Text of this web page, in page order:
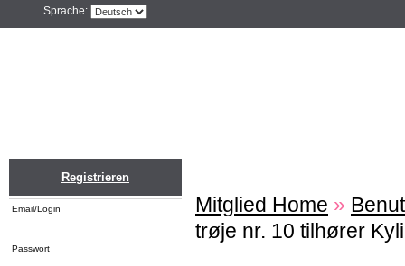
Sprache:
Registrieren
Email/Login
Passwort
Mitglied Home »
trøje nr. 10 tilhører